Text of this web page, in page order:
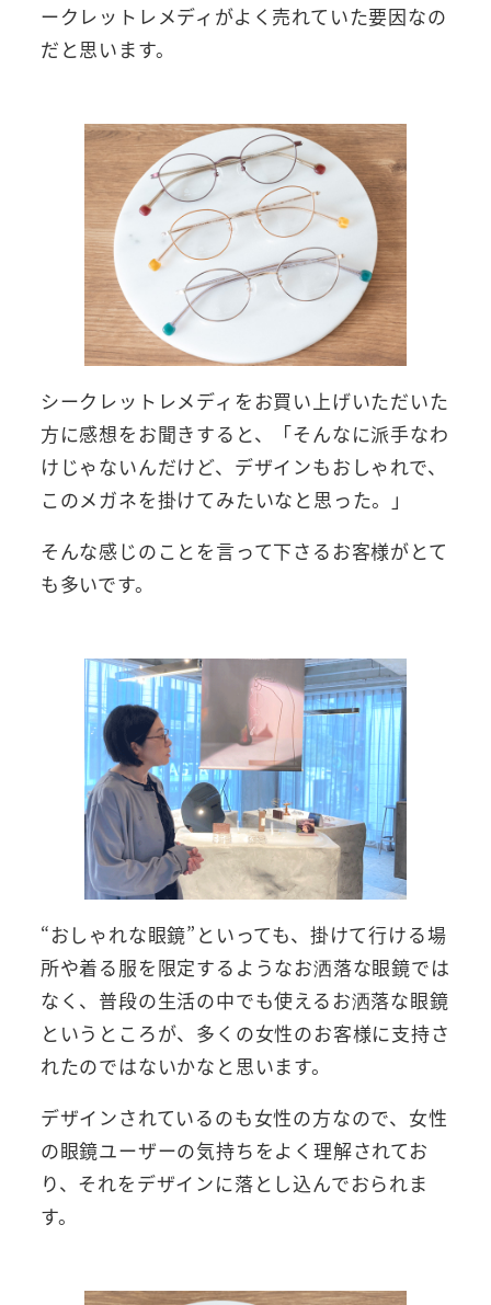
ークレットレメディがよく売れていた要因なの
だと思います。
シークレットレメディをお買い上げいただいた
方に感想をお聞きすると、「そんなに派手なわ
けじゃないんだけど、デザインもおしゃれで、
このメガネを掛けてみたいなと思った。」
そんな感じのことを言って下さるお客様がとて
も多いです。
“おしゃれな眼鏡”といっても、掛けて行ける場
所や着る服を限定するようなお洒落な眼鏡では
なく、普段の生活の中でも使えるお洒落な眼鏡
というところが、多くの女性のお客様に支持さ
れたのではないかなと思います。
デザインされているのも女性の方なので、女性
の眼鏡ユーザーの気持ちをよく理解されてお
り、それをデザインに落とし込んでおられま
す。